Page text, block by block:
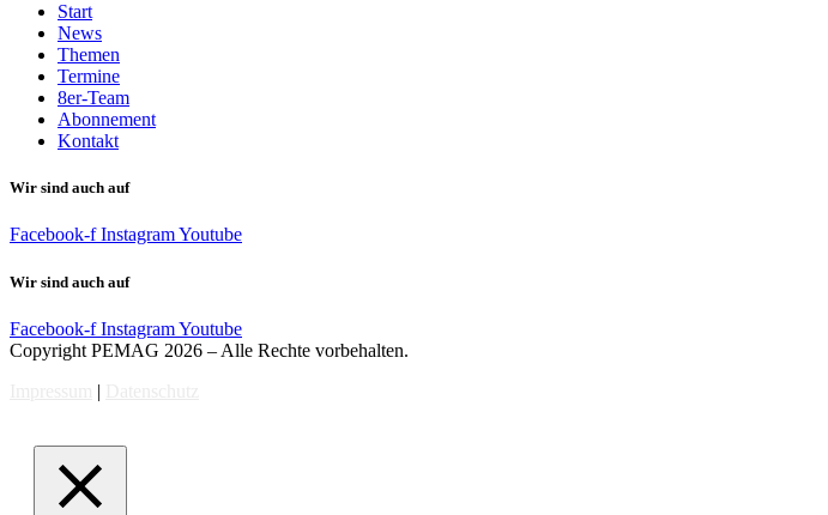
Start
News
Themen
Termine
8er-Team
Abonnement
Kontakt
Wir sind auch auf
Facebook-f InstagramYoutube
Wir sind auch auf
Facebook-f InstagramYoutube
Copyright PEMAG 2026 – Alle Rechte vorbehalten.
|